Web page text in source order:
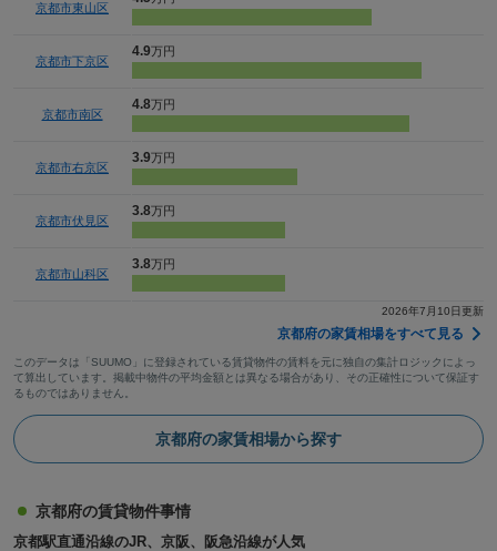
京都市東山区
京都市下京区
4.9万円
京都市南区
4.8万円
京都市右京区
3.9万円
京都市伏見区
3.8万円
京都市山科区
3.8万円
2026年7月10日更新
京都府の家賃相場をすべて見る
このデータは「SUUMO」に登録されている賃貸物件の賃料を元に独自の集計ロジックによっ
て算出しています。掲載中物件の平均金額とは異なる場合があり、その正確性について保証す
るものではありません。
京都府の家賃相場から探す
京都府の賃貸物件事情
京都駅直通沿線のJR、京阪、阪急沿線が人気